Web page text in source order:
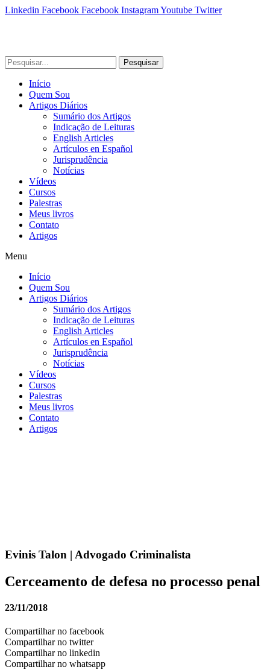
Linkedin Facebook Facebook InstagramYoutube Twitter
Pesquisar
Início
Quem Sou
Artigos Diários
Sumário dos Artigos
Indicação de Leituras
English Articles
Artículos en Español
Jurisprudência
Notícias
Vídeos
Cursos
Palestras
Meus livros
Contato
Artigos
Menu
Início
Quem Sou
Artigos Diários
Sumário dos Artigos
Indicação de Leituras
English Articles
Artículos en Español
Jurisprudência
Notícias
Vídeos
Cursos
Palestras
Meus livros
Contato
Artigos
Evinis Talon | Advogado Criminalista
Cerceamento de defesa no processo penal
23/11/2018
Compartilhar no facebook
Compartilhar no twitter
Compartilhar no linkedin
Compartilhar no whatsapp